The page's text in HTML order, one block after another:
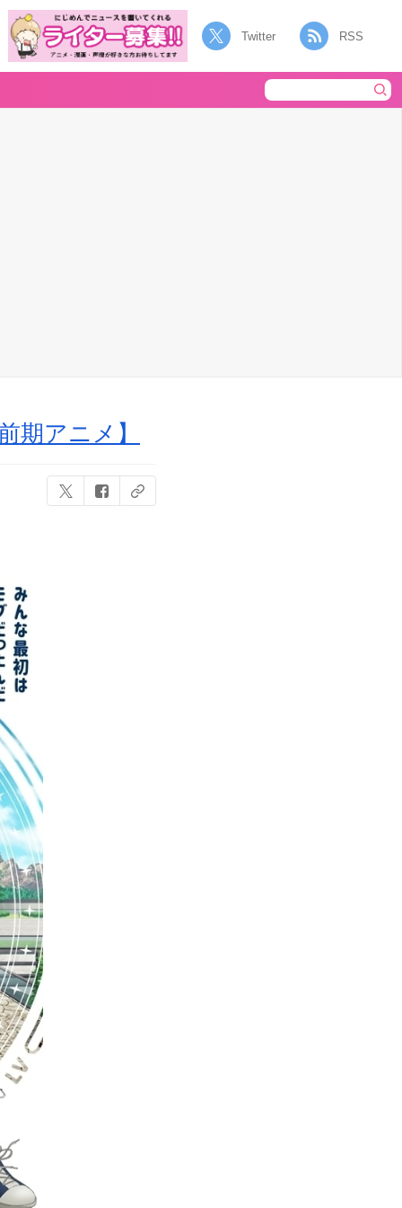
Twitter RSS
期アニメ】